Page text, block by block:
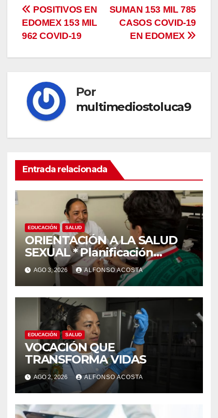
Navegación
de
entradas
SUMAN 153 MIL 785
CASOS COVID-19
EN EDOMEX
POSITIVOS EN
EDOMEX 153 MIL
962 COVID-19
Por
multimediostoluca9
Entrada relacionada
EDUCACIÓN SALUD
ORIENTACIÓN A LA SALUD
SEXUAL * Planificación
familiar, un derecho
AGO 3, 2026 ALFONSO ACOSTA
EDUCACIÓN SALUD
VOCACIÓN QUE
TRANSFORMA VIDAS
AGO 2, 2026 ALFONSO ACOSTA